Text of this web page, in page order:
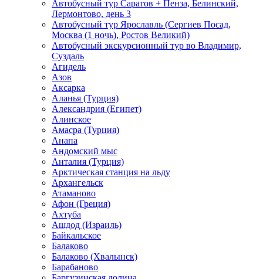
Автобусный тур Саратов + Пенза, Белинский,
Лермонтово, день 3
Автобусный тур Ярославль (Сергиев Посад,
Москва (1 ночь), Ростов Великий)
Автобусный экскурсионный тур во Владимир,
Суздаль
Агидель
Азов
Аксарка
Аланья (Турция)
Александрия (Египет)
Алинское
Амасра (Турция)
Анапа
Андомский мыс
Анталия (Турция)
Арктическая станция на льду
Архангельск
Атаманово
Афон (Греция)
Ахтуба
Ашдод (Израиль)
Байкальское
Балаково
Балаково (Хвалынск)
Барабаново